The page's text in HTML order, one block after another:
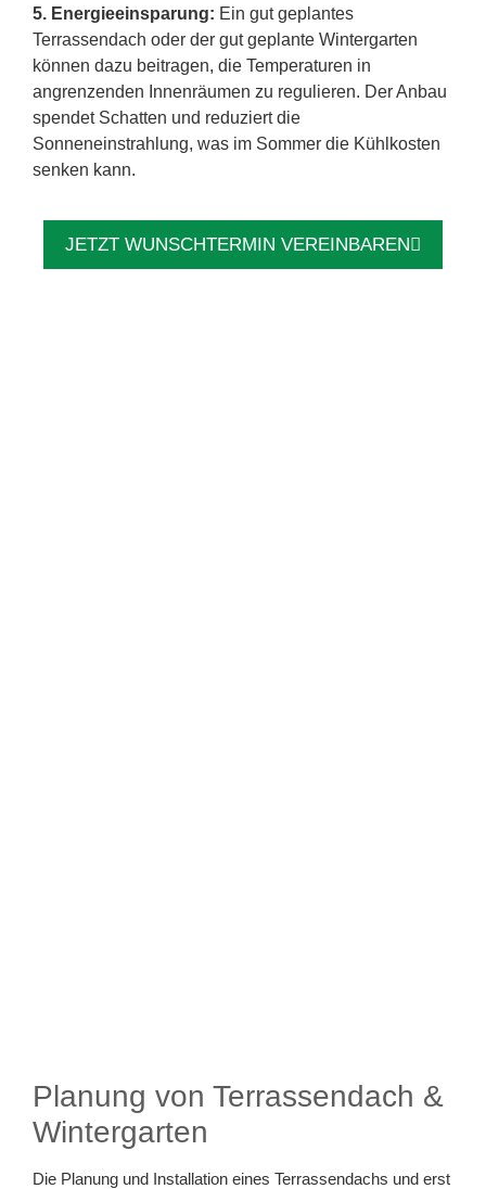
5. Energieeinsparung: Ein gut geplantes
Terrassendach oder der gut geplante Wintergarten
können dazu beitragen, die Temperaturen in
angrenzenden Innenräumen zu regulieren. Der Anbau
spendet Schatten und reduziert die
Sonneneinstrahlung, was im Sommer die Kühlkosten
senken kann.
JETZT WUNSCHTERMIN VEREINBAREN
Planung von Terrassendach &
Wintergarten
Die Planung und Installation eines Terrassendachs und erst